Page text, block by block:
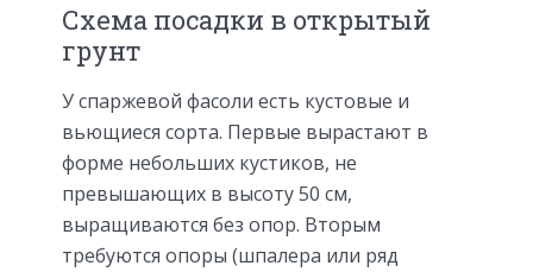
Схема посадки в открытый
грунт
У спаржевой фасоли есть кустовые и
вьющиеся сорта. Первые вырастают в
форме небольших кустиков, не
превышающих в высоту 50 см,
выращиваются без опор. Вторым
требуются опоры (шпалера или ряд